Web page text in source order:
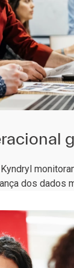
dos dados